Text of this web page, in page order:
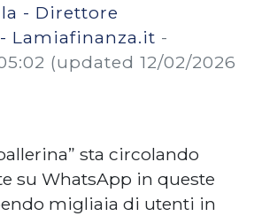
- Direttore
Lamiafinanza.it -
(updated 12/02/2026
sta circolando
su WhatsApp in queste
migliaia di utenti in